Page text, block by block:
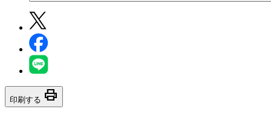
印刷する print